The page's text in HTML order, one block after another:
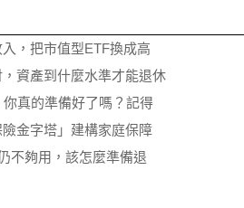
，把市值型ETF換成高
資產到什麼水準才能退休
真的準備好了嗎？記得
金字塔」建構家庭保障
不夠用，該怎麼準備退